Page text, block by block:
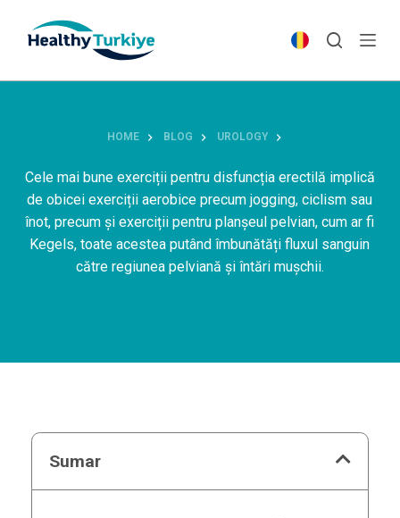
p
o
HOME BLOG UROLOGY
Cele mai bune exerciții pentru disfuncția erectilă implică
de obicei exerciții aerobice precum jogging, ciclism sau
înot, precum și exerciții pentru planșeul pelvian, cum ar fi
Kegels, toate acestea putând îmbunătăți fluxul sanguin
către regiunea pelviană și întări mușchii.
Sumar